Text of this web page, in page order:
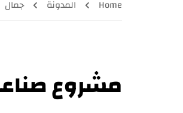
Home المدونة جمال
مشروع